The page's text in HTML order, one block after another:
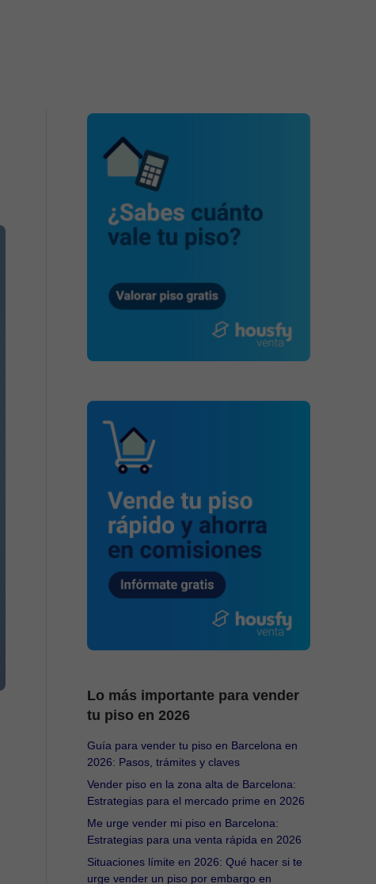
Lo más importante para vender
tu piso en 2026
Guía para vender tu piso en Barcelona en
2026: Pasos, trámites y claves
Vender piso en la zona alta de Barcelona:
Estrategias para el mercado prime en 2026
Me urge vender mi piso en Barcelona:
Estrategias para una venta rápida en 2026
Situaciones límite en 2026: Qué hacer si te
urge vender un piso por embargo en